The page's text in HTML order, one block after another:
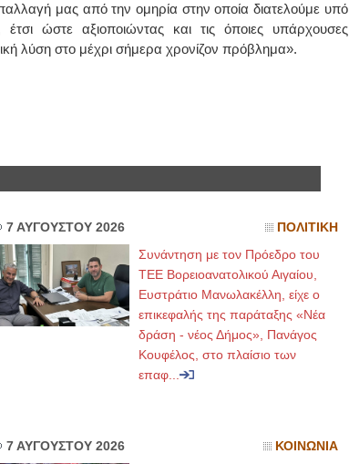
μας από την ομηρία στην οποία διατελούμε υπό
ώστε αξιοποιώντας και τις όποιες υπάρχουσες
λύση στο μέχρι σήμερα χρονίζον πρόβλημα».
7 ΑΥΓΟΥΣΤΟΥ 2026 ΠΟΛΙΤΙΚΗ
Συνάντηση με τον Πρόεδρο του
ΤΕΕ Βορειοανατολικού Αιγαίου,
Ευστράτιο Μανωλακέλλη, είχε ο
επικεφαλής της παράταξης «Νέα
δράση - νέος Δήμος», Πανάγος
Κουφέλος, στο πλαίσιο των
επαφ...
7 ΑΥΓΟΥΣΤΟΥ 2026 ΚΟΙΝΩΝΙΑ